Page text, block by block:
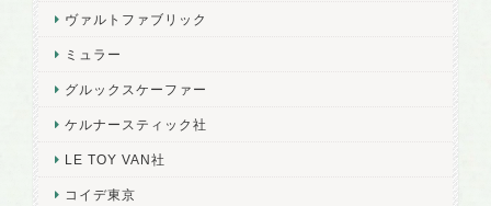
ヴァルトファブリック
ミュラー
グルックスケーファー
ケルナースティック社
LE TOY VAN社
コイデ東京